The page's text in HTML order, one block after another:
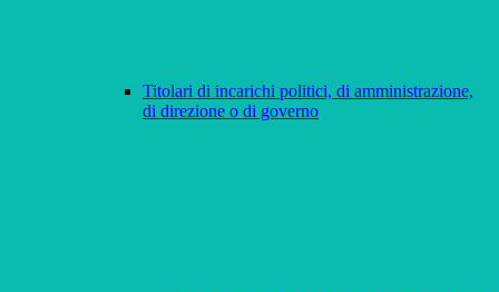
Titolari di incarichi politici, di amministrazione,
di direzione o di governo